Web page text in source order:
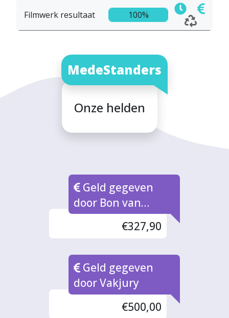
Filmwerk resultaat 100%
MedeStanders
Onze helden
Geld gegeven
door Bon van
Waarde naar rato
€327,90
Geld gegeven
door Vakjury
€500,00